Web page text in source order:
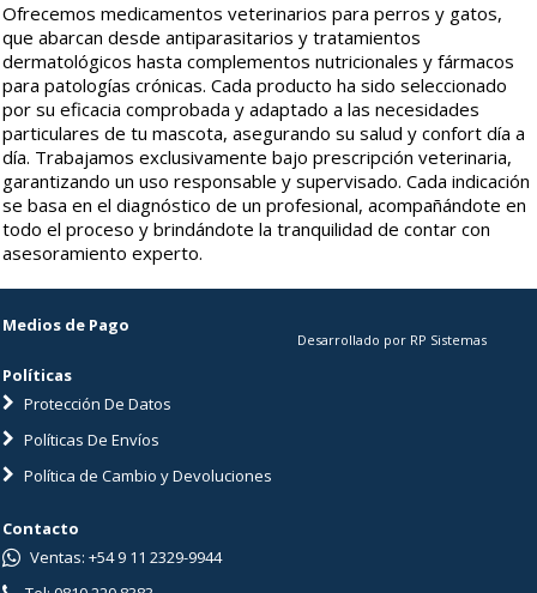
Ofrecemos medicamentos veterinarios para perros y gatos,
que abarcan desde antiparasitarios y tratamientos
dermatológicos hasta complementos nutricionales y fármacos
para patologías crónicas. Cada producto ha sido seleccionado
por su eficacia comprobada y adaptado a las necesidades
particulares de tu mascota, asegurando su salud y confort día a
día. Trabajamos exclusivamente bajo prescripción veterinaria,
garantizando un uso responsable y supervisado. Cada indicación
se basa en el diagnóstico de un profesional, acompañándote en
todo el proceso y brindándote la tranquilidad de contar con
asesoramiento experto.
Medios de Pago
Políticas
Protección De Datos
Políticas De Envíos
Política de Cambio y Devoluciones
Desarrollado por RP Sistemas
Contacto
Ventas: +54 9 11 2329-9944